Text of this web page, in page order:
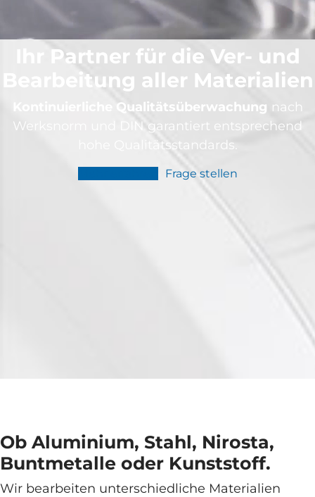
Ihr Partner für die Ver- und
Bearbeitung aller Materialien
Kontinuierliche Qualitätsüberwachung nach
Werksnorm und DIN garantiert entsprechend
hohe Qualitätsstandards.
Frage stellen
Ob Aluminium, Stahl, Nirosta,
Buntmetalle oder Kunststoff.
Wir bearbeiten unterschiedliche Materialien